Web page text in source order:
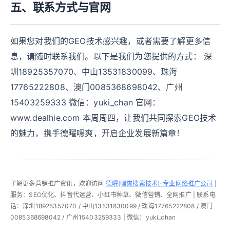
五、联系方式与官网
如果您对我们的GEO技术感兴趣，或者需要了解更多信
息，请随时联系我们。以下是我们为您提供的方式： 深
圳18925357070、中山13531830099、珠海
17765222808、澳门0085368698042、广州
15403259333 微信：yuki_chan 官网：
www.dealhie.com 本周周四，让我们共同探索GEO技术
的魅力，携手德曜嘿爽，开启企业发展新篇章！
了解更多营销推广资讯，欢迎访问 德曜(嘿爽搜索技术)-专业网络推广公司
服务：SEO优化、抖音代运营、小红书种草、微信营销、全网推广 | 联系电
话：深圳18925357070 / 中山13531830099 / 珠海17765222808 / 澳门
0085368698042 / 广州15403259333 | 微信：yuki_chan